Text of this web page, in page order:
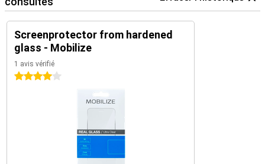
Screenprotector from hardened
glass - Mobilize
1 avis vérifié
4 étoiles